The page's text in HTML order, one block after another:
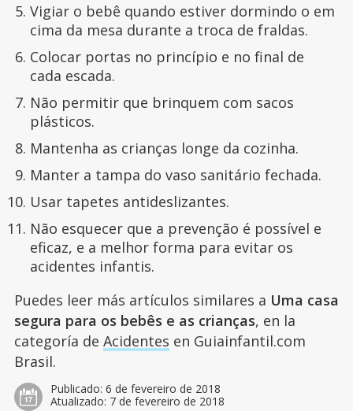
Vigiar o bebê quando estiver dormindo o em
cima da mesa durante a troca de fraldas.
Colocar portas no princípio e no final de
cada escada.
Não permitir que brinquem com sacos
plásticos.
Mantenha as crianças longe da cozinha.
Manter a tampa do vaso sanitário fechada.
Usar tapetes antideslizantes.
Não esquecer que a prevenção é possível e
eficaz, e a melhor forma para evitar os
acidentes infantis.
Puedes leer más artículos similares a Uma casa
segura para os bebês e as crianças, en la
categoría de Acidentes en Guiainfantil.com
Brasil.
Publicado: 6 de fevereiro de 2018
Atualizado: 7 de fevereiro de 2018